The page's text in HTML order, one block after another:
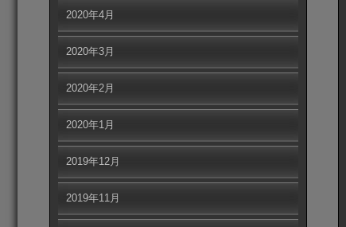
2020年4月
2020年3月
2020年2月
2020年1月
2019年12月
2019年11月